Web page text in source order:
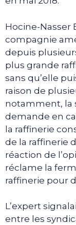
Hocine-Nasser
compagnie
depuis
plus grande
sans qu’elle
raison de
notamment, la
demande en
la raffinerie
de la raffinerie
réaction de
réclame la
raffinerie pour
L’expert
entre les